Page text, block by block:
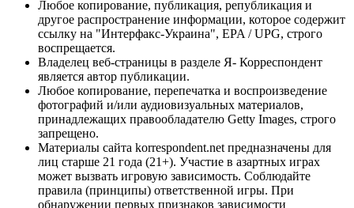
Любое копирование, публикация, републикация и
другое распространение информации, которое содержит
ссылку на "Интерфакс-Украина", EPA / UPG, строго
воспрещается.
Владелец веб-страницы в разделе Я- Корреспондент
является автор публикации.
Любое копирование, перепечатка и воспроизведение
фотографий и/или аудиовизуальных материалов,
принадлежащих правообладателю Getty Images, строго
запрещено.
Материалы сайта korrespondent.net предназначены для
лиц старше 21 года (21+). Участие в азартных играх
может вызвать игровую зависимость. Соблюдайте
правила (принципы) ответственной игры. При
обнаружении первых признаков зависимости